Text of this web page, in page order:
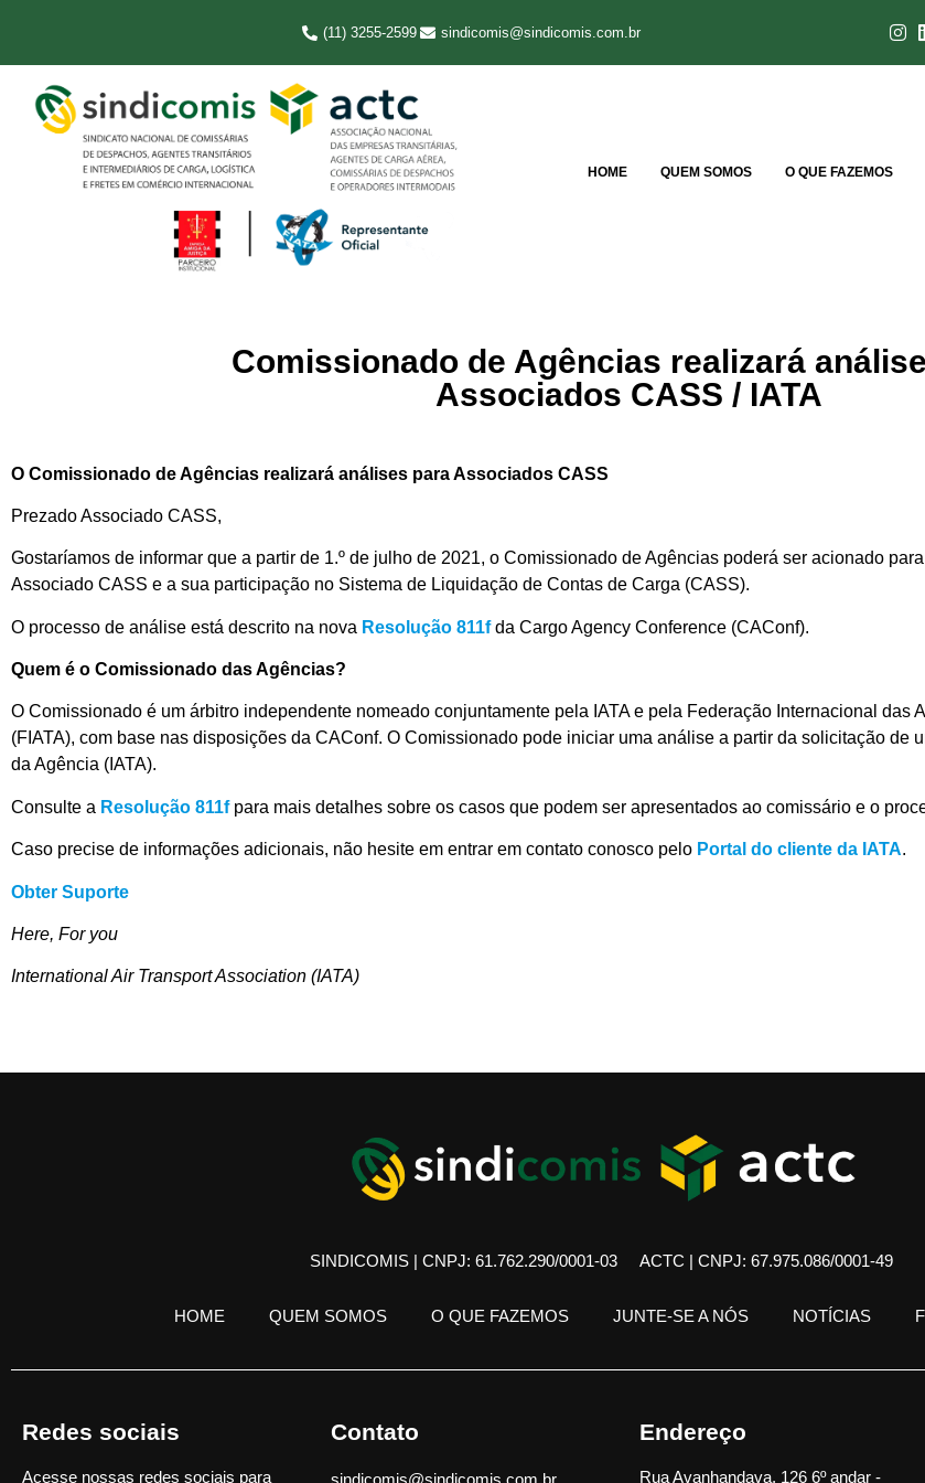
(11) 3255-2599 sindicomis@sindicomis.com.br
HOME QUEM SOMOS O QUE FAZEMOS
Comissionado de Agências realizará
Associados CASS / IATA
O Comissionado de Agências realizará análises para Associados CASS
Prezado Associado CASS,
Gostaríamos de informar que a partir de 1.º de julho de 2021, o Comissionado de Agências poderá ser acionado
Associado CASS e a sua participação no Sistema de Liquidação de Contas de Carga (CASS).
O processo de análise está descrito na nova Resolução 811fda Cargo Agency Conference (CAConf).
Quem é o Comissionado das Agências?
O Comissionado é um árbitro independente nomeado conjuntamente pela IATA e pela Federação Internacional das
(FIATA), com base nas disposições da CAConf. O Comissionado pode iniciar uma análise a partir da solicitação de
da Agência (IATA).
Consulte a Resolução 811fpara mais detalhes sobre os casos que podem ser apresentados ao comissário e o
Caso precise de informações adicionais, não hesite em entrar em contato conosco pelo Portal do cliente da IATA.
Obter Suporte
Here, For you
International Air Transport Association (IATA)
SINDICOMIS | CNPJ: 61.762.290/0001-03 ACTC | CNPJ: 67.975.086/0001-49
HOME QUEM SOMOS O QUE FAZEMOS JUNTE-SE A NÓS NOTÍCIAS
Redes sociais
Acesse nossas redes sociais para
Contato Endereço
Rua Avanhandava, 126 6º andar -